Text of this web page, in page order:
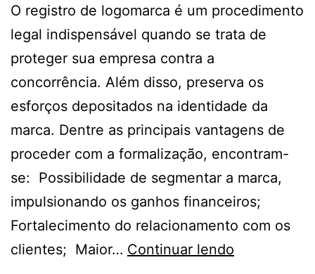
O registro de logomarca é um procedimento
legal indispensável quando se trata de
proteger sua empresa contra a
concorrência. Além disso, preserva os
esforços depositados na identidade da
marca. Dentre as principais vantagens de
proceder com a formalização, encontram-
se: Possibilidade de segmentar a marca,
impulsionando os ganhos financeiros;
Fortalecimento do relacionamento com os
clientes; Maior… Continuar lendo